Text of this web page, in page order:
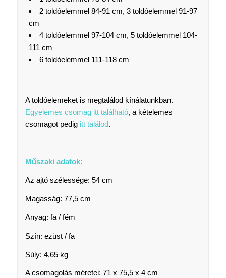
2 toldóelemmel 84-91 cm, 3 toldóelemmel 91-97
cm
4 toldóelemmel 97-104 cm, 5 toldóelemmel 104-
111 cm
6 toldóelemmel 111-118 cm
A toldóelemeket is megtalálod kínálatunkban.
Egyelemes csomag itt található, a kételemes
csomagot pedig itt találod.
Műszaki adatok:
Az ajtó szélessége: 54 cm
Magasság: 77,5 cm
Anyag: fa / fém
Szín: ezüst / fa
Súly: 4,65 kg
A csomagolás méretei: 71 x 75,5 x 4 cm